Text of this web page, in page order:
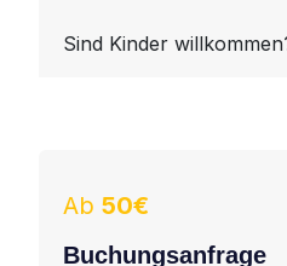
Sind Kinder
Ab 50€
Buchungsanfrage